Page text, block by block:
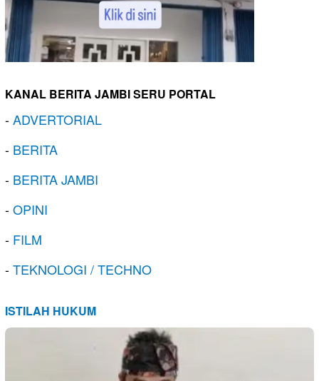
KANAL BERITA JAMBI SERU PORTAL
-ADVERTORIAL
- BERITA
- BERITA JAMBI
-OPINI
- FILM
-TEKNOLOGI / TECHNO
ISTILAH HUKUM